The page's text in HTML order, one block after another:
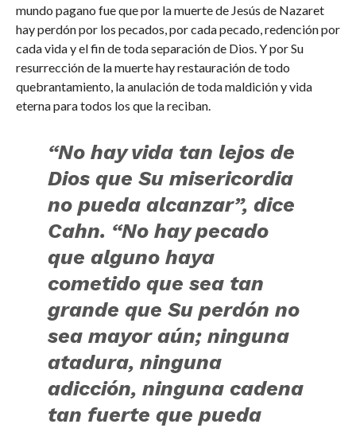
mundo pagano fue que por la muerte de Jesús de Nazaret
hay perdón por los pecados, por cada pecado, redención por
cada vida y el fin de toda separación de Dios. Y por Su
resurrección de la muerte hay restauración de todo
quebrantamiento, la anulación de toda maldición y vida
eterna para todos los que la reciban.
“No hay vida tan lejos de
Dios que Su misericordia
no pueda alcanzar”, dice
Cahn. “No hay pecado
que alguno haya
cometido que sea tan
grande que Su perdón no
sea mayor aún; ninguna
atadura, ninguna
adicción, ninguna cadena
tan fuerte que pueda